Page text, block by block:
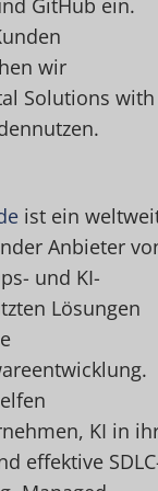
GitHub ein.
wir
Solutions with
ist ein
Anbieter
und KI-
Lösungen
KI in
effektive